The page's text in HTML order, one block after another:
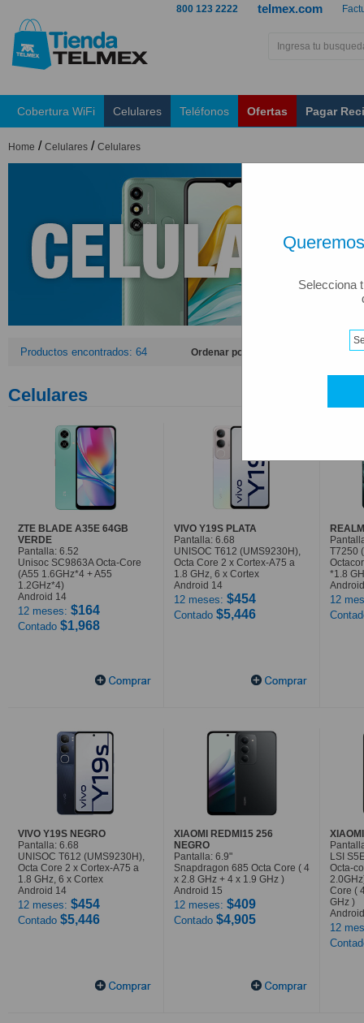
Selecciona
telmex.com
800 123 2222
Cobertura WiFi Celulares Teléfonos Ofertas Pagar
Home / Celulares / Celulares
Productos encontrados: 64 Ordenar por:
Celulares
ZTE BLADE A35E 64GB
VERDE
Pantalla: 6.52
Unisoc SC9863A Octa-Core
(A55 1.6GHz*4 + A55
1.2GHz*4)
Android 14
12 meses: $164
Contado $1,968
VIVO Y19S PLATA
Pantalla: 6.68
UNISOC T612 (UMS9230H),
Octa Core 2 x Cortex-A75 a
1.8 GHz, 6 x Cortex
Android 14
12 meses: $454
Contado $5,446
T7250
*1.8
12
VIVO Y19S NEGRO
Pantalla: 6.68
UNISOC T612 (UMS9230H),
Octa Core 2 x Cortex-A75 a
1.8 GHz, 6 x Cortex
Android 14
12 meses: $454
Contado $5,446
XIAOMI REDMI15 256
NEGRO
Pantalla: 6.9"
Snapdragon 685 Octa Core ( 4
x 2.8 GHz + 4 x 1.9 GHz )
Android 15
12 meses: $409
Contado $4,905
LSI
Octa-
Core (
GHz )
12